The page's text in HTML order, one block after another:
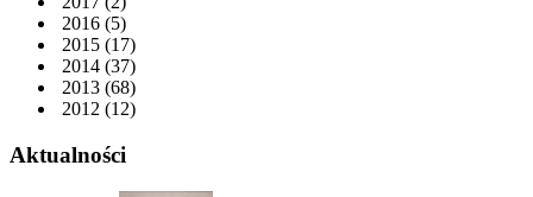
2016 (5)
2015 (17)
2014 (37)
2013 (68)
2012 (12)
Aktualności